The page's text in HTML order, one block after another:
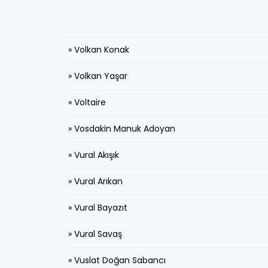
» Volkan Konak
» Volkan Yaşar
» Voltaire
» Vosdakin Manuk Adoyan
» Vural Akışık
» Vural Arıkan
» Vural Bayazıt
» Vural Savaş
» Vuslat Doğan Sabancı